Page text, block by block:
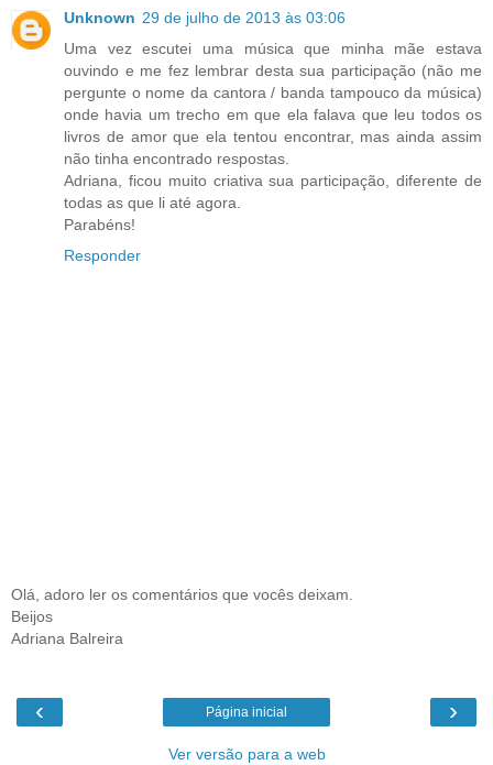
Unknown 29 de julho de 2013 às 03:06
Uma vez escutei uma música que minha mãe estava
ouvindo e me fez lembrar desta sua participação (não me
pergunte o nome da cantora / banda tampouco da música)
onde havia um trecho em que ela falava que leu todos os
livros de amor que ela tentou encontrar, mas ainda assim
não tinha encontrado respostas.
Adriana, ficou muito criativa sua participação, diferente de
todas as que li até agora.
Parabéns!
Responder
Olá, adoro ler os comentários que vocês deixam.
Beijos
Adriana Balreira
‹ ›
Página inicial
Ver versão para a web